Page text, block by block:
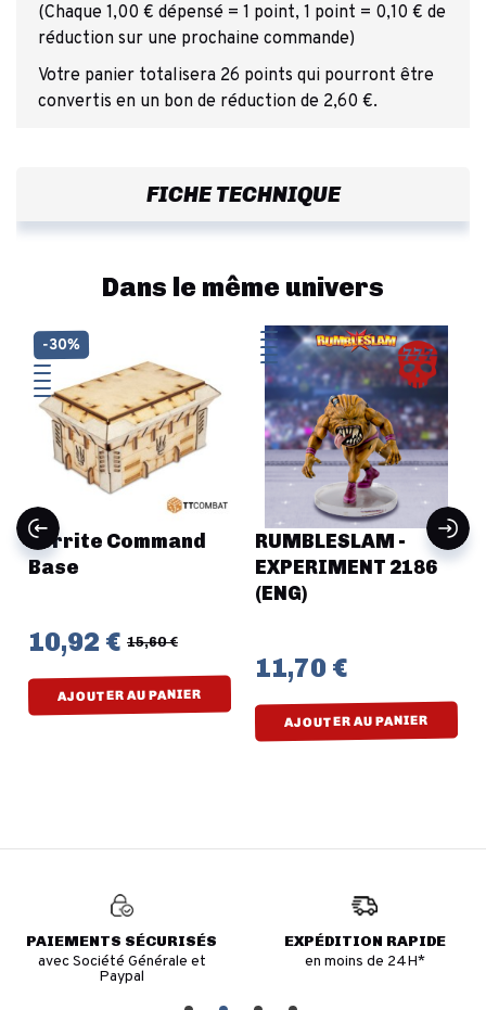
(Chaque 1,00 € dépensé = 1 point, 1 point = 0,10 € de
réduction sur une prochaine commande)
Votre panier totalisera 26 points qui pourront être
convertis en un bon de réduction de 2,60 €.
FICHE TECHNIQUE
Dans le même univers
Ferrite Command
Base
10,92 € 15,60 €
AJOUTER AU PANIER
-30%
RUMBLESLAM -
EXPERIMENT 2186
(ENG)
11,70 €
AJOUTER AU PANIER
PAIEMENTS SÉCURISÉS
avec Société Générale et
Paypal
EXPÉDITION RAPIDE
en moins de 24H*